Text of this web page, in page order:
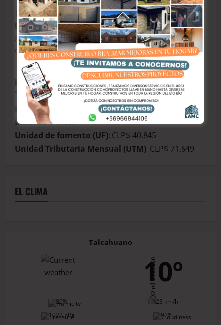
🟥Ejecutados y quemados tras cumplir su deber:
Corte Suprema ratifica presidio perpetuo para
asesinos de tres carabineros.
CrisGutie junio 24, 2026
INDICADORES ECONÓMICOS
Dólar observado
: CLP$ 914
Euro: CLP$ 1.053
Unidad de fomento (UF): CLP$ 40.845
Unidad Tributaria Mensual (UTM): CLP$ 71.649
EL CLIMA
Talcahuano
10º
89%
23 km/h
1022 hPa
92%